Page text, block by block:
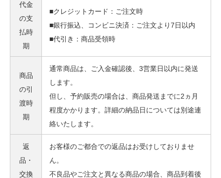
代金
の支
払時
期
■クレジットカード：ご注文時
■銀行振込、コンビニ決済：ご注文より7日以内
■代引き：商品受領時
商品
の引
渡時
期
通常商品は、ご入金確認後、3営業日以内に発送
します。
但し、予約販売の場合は、商品発送までに2ヵ月
程度かかります。詳細の納品日については別途連
絡いたします。
返
品・
交換
お客様のご都合での返品はお受けしておりませ
ん。
不良品やご注文と異なる商品の場合、商品到着後